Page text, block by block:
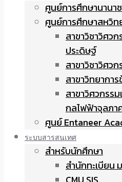
ศูนย์การศึกษานานา
ศูนย์การศึกษาสหวิท
สาขาวิชาวิศ
ประดิษฐ์
สาขาวิชาวิศว
สาขาวิทยากา
สาขาวิศวกรร
กลไฟฟ้าจุลภา
ศูนย์ Entaneer
ระบบสารสนเทศ
สำหรับนักศึกษา
สำนักทะเบียน